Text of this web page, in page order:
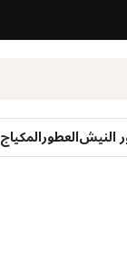
النيشالعطورالمكياج